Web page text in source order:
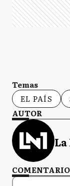
Temas
EL PAÍS
AUTOR